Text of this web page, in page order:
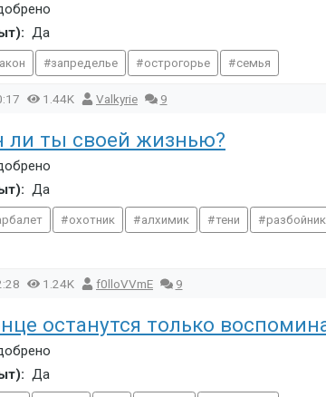
Да
запределье острогорье семья
1.44K Valkyrie 9
ли ты своей жизнью?
Да
охотник алхимик тени разбойник
1.24K f0lloVVmE 9
останутся только
Да